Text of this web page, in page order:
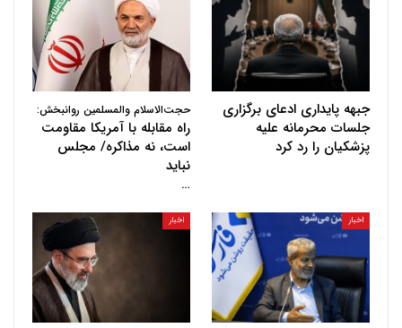
جبهه پایداری ادعای برگزاری
جلسات محرمانه علیه
پزشکیان را رد کرد
حجت‌الاسلام والمسلمین روانبخش:
راه مقابله با آمریکا مقاومت
است، نه مذاکره/ مجلس
نباید
…
اخبار اخبار